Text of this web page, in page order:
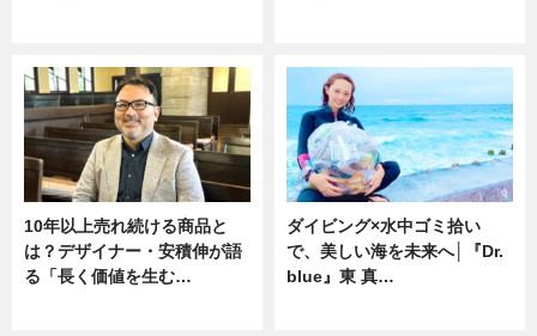
10年以上売れ続ける商品と
は？デザイナー・安積伸が語
る「長く価値を生む…
ダイビング×水中ゴミ拾い
で、美しい海を未来へ│『Dr.
blue』東 真…